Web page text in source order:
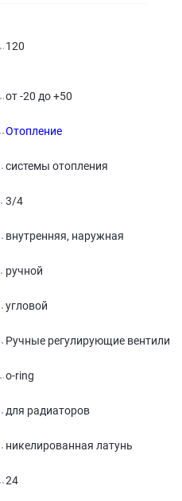
120
от -20 до +50
Отопление
системы отопления
3/4
внутренняя, наружная
ручной
угловой
Ручные регулирующие вентили
o-ring
для радиаторов
никелированная латунь
24